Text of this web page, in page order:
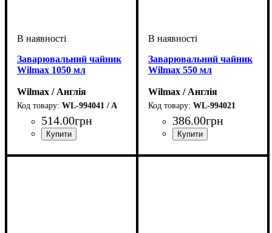
Заварювальний чайник
Wilmax 1050 мл
Wilmax / Англія
WL-994041 / A
514.00грн
Заварювальний чайник
Wilmax 550 мл
Wilmax / Англія
WL-994021
386.00грн